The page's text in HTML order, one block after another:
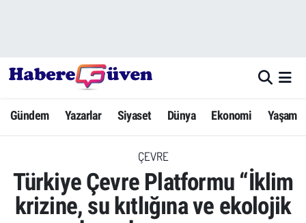
Gündem Yazarlar Siyaset Dünya Ekonomi Yaşam
ÇEVRE
Türkiye Çevre Platformu “İklim
krizine, su kıtlığına ve ekolojik
Yazarlar
Dünya
Ekonomi
Hava Durumu
Trafik Durumu
Süper Lig Puan Durumu ve Fikstür
Tüm Manşetler